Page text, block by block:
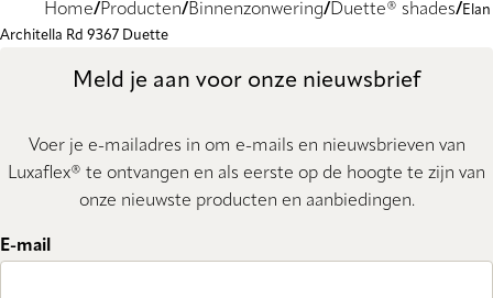
Home Producten Binnenzonwering Duette® shades
Elan
Architella Rd 9367 Duette
Meld je aan voor onze nieuwsbrief
Voer je e-mailadres in om e-mails en nieuwsbrieven van
Luxaflex® te ontvangen en als eerste op de hoogte te zijn van
onze nieuwste producten en aanbiedingen.
E-mail